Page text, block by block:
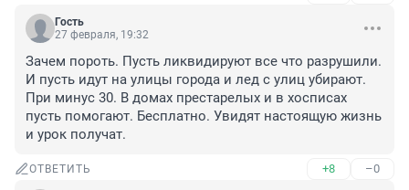
Гость
27 февраля, 19:32
Зачем пороть. Пусть ликвидируют все что разрушили.
И пусть идут на улицы города и лед с улиц убирают.
При минус 30. В домах престарелых и в хосписах
пусть помогают. Бесплатно. Увидят настоящую жизнь
и урок получат.
ОТВЕТИТЬ +8 –0